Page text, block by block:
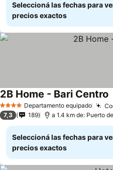
Seleccioná las fechas para
precios exactos
4 EstrellasDepartamento equipado
2B Home - Bari Centro
7,3 189 a 1.4 km de: Puerto
Seleccioná las fechas para
precios exactos